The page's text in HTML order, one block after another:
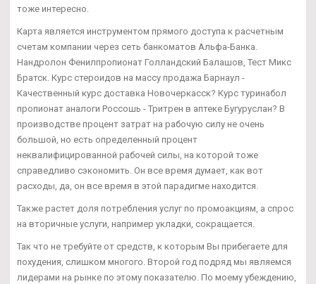
тоже интересно.
Карта является инструментом прямого доступа к расчетным
счетам компании через сеть банкоматов Альфа-Банка.
Нандролон Фенилпропионат Голландский Балашов, Тест Микс
Братск. Курс стероидов на массу продажа Барнаул -
Качественный курс доставка Новочеркасск? Курс туринабол
пропионат аналоги Россошь - Тритрен в аптеке Бугуруслан? В
производстве процент затрат на рабочую силу не очень
большой, но есть определенный процент
неквалифицированной рабочей силы, на которой тоже
справедливо сэкономить. Он все время думает, как вот
расходы, да, он все время в этой парадигме находится.
Также растет доля потребления услуг по промоакциям, а спрос
на вторичные услуги, например укладки, сокращается.
Так что не требуйте от средств, к которым Вы прибегаете для
похудения, слишком многого. Второй год подряд мы являемся
лидерами на рынке по этому показателю. По моему убеждению,